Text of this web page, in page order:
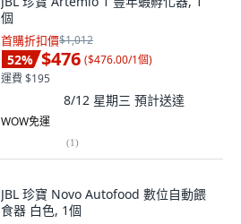
個
首購折扣價$1,012
52% $476 ($476.00/1個)
運費 $195
8/12 星期三 預計送達
WOW免運
(1)
JBL 珍寶 Novo Autofood 數位自動餵
食器 白色, 1個